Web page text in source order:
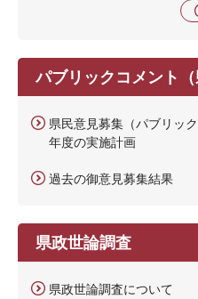
パブリックコメント（
県民意見募集（パブリッ
年度の実施計画
過去の御意見募集結果
県政世論調査
県政世論調査について